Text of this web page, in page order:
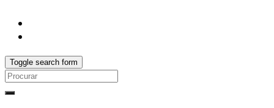
Toggle search form
Search